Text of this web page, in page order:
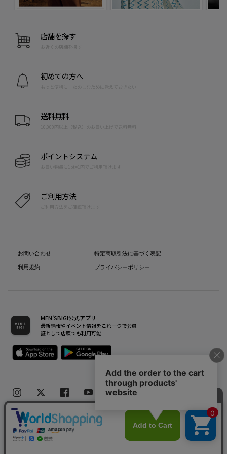
店舗を探す
お近くの店舗を探す
初めての方へ
もっと便利に！たのしむために覚えておきたい
送料無料
10,000円以上（税込）のお買い上げで送料無料
ポイントシステム
お買い物毎に1pt=1円でご利用頂けます
ご利用方法
ご利用方法をご確認頂けます
お問い合わせ
利用規約
特定商取引法に基づく表記
プライバシーポリシー
MEN’SBIGI公式アプリ
最新情報やイベント情報をこれ一つで会員
証として店頭でも利用可能
Copyright(C) Bigi Co.,Ltd.All Rights Reserved.